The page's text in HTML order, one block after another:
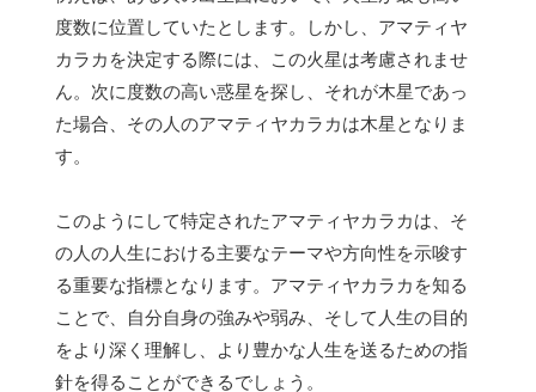
度数に位置していたとします。しかし、アマティヤ
カラカを決定する際には、この火星は考慮されませ
ん。次に度数の高い惑星を探し、それが木星であっ
た場合、その人のアマティヤカラカは木星となりま
す。
このようにして特定されたアマティヤカラカは、そ
の人の人生における主要なテーマや方向性を示唆す
る重要な指標となります。アマティヤカラカを知る
ことで、自分自身の強みや弱み、そして人生の目的
をより深く理解し、より豊かな人生を送るための指
針を得ることができるでしょう。